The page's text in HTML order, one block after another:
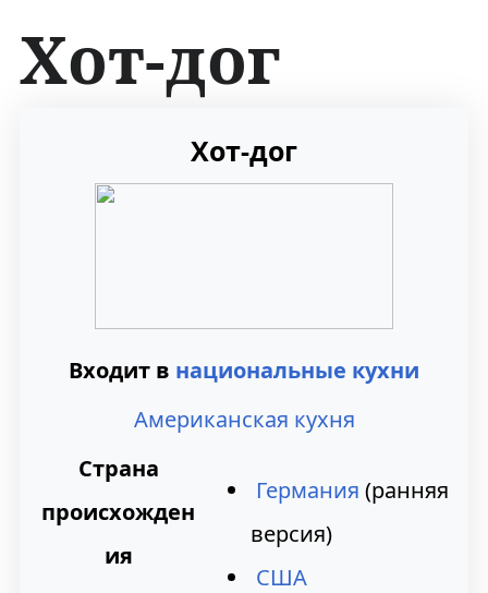
Хот-дог
Хот-дог
Входит в национальные кухни
Американская кухня
Страна
происхожден
ия
Германия (ранняя
версия)
США